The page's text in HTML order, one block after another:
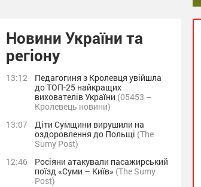
Новини України та
регіону
13:12
Педагогиня з Кролевця увійшла
до ТОП-25 найкращих
вихователів України (05453 –
Кролевець новини)
13:07
Діти Сумщини вирушили на
оздоровлення до Польщі (The
Sumy Post)
12:46
Росіяни атакували пасажирський
поїзд «Суми – Київ» (The Sumy
Post)